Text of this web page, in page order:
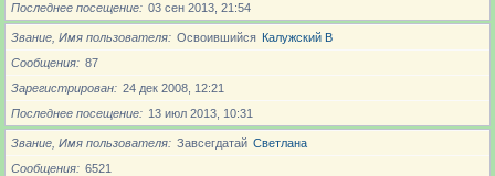
Последнее посещение
03 сен 2013, 21:54
Звание, Имя пользователя Освоившийся Калужский В
Сообщения
87
Зарегистрирован
24 дек 2008, 12:21
Последнее посещение
13 июл 2013, 10:31
Звание, Имя пользователя Завсегдатай Светлана
Сообщения
6521